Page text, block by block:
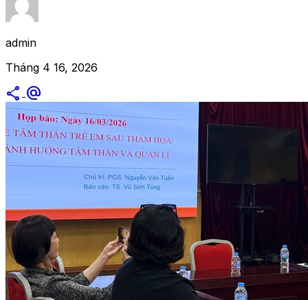
admin
Tháng 4 16, 2026
share alternate_email